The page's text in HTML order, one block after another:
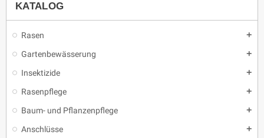
KATALOG
Rasen add
Gartenbewässerung add
Insektizide add
Rasenpflege add
Baum- und Pflanzenpflege add
Anschlüsse add